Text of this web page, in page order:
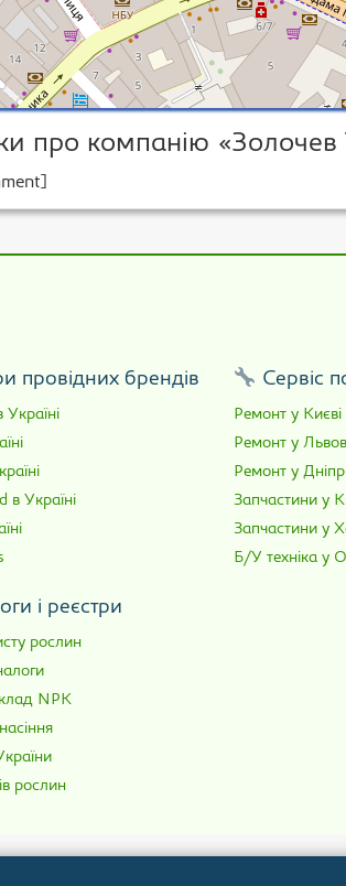
про компанію «Золочев
провідних брендів
Україні
в Україні
Сервіс
Ремонт у Києві
Ремонт у
Ремонт у
Запчастини у
Запчастини у
Б/У техніка у
і реєстри
рослин
NPK
рослин